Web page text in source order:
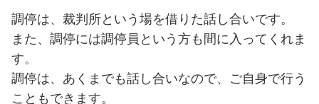
調停は、裁判所という場を借りた話し合いです。
また、調停には調停員という方も間に入ってくれま
す。
調停は、あくまでも話し合いなので、ご自身で行う
こともできます。